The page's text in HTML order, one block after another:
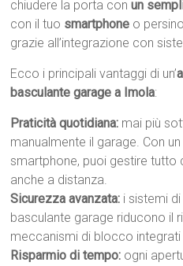
chiudere la porta conun
con il tuo smartphone o
grazie all’integrazione con
Ecco i principali vantaggi di un’
basculante garage a Imola:
Praticità quotidiana: mai più
manualmente il garage. Con
smartphone, puoi gestire tutto
anche a distanza.
Sicurezza avanzata: i sistemi
basculante garage riducono il
meccanismi di blocco
Risparmio di tempo: ogni